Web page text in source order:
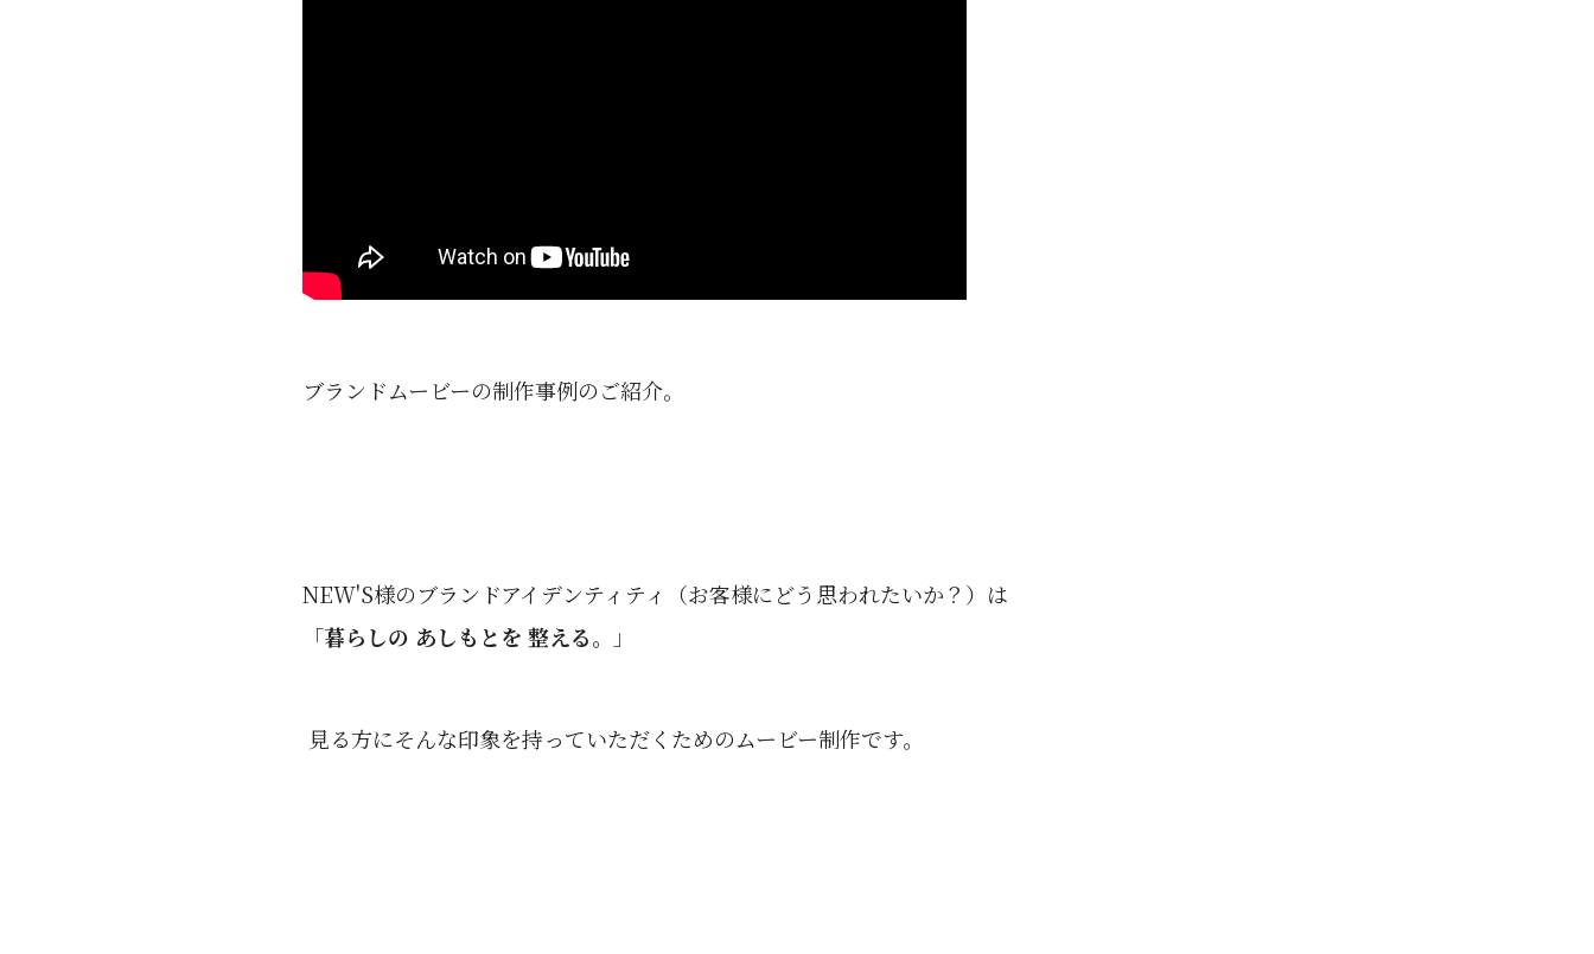
ブランドムービーの制作事例のご紹介。
NEW'S様のブランドアイデンティティ（お客様にどう思われたいか？）は
「暮らしの あしもとを 整える。 」
見る方にそんな印象を持っていただくためのムービー制作です。